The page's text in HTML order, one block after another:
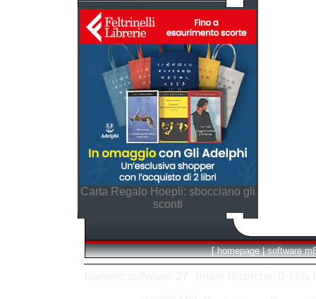
Carta Regalo Hoepli: sbocciano gli
sconti
[ homepage | software